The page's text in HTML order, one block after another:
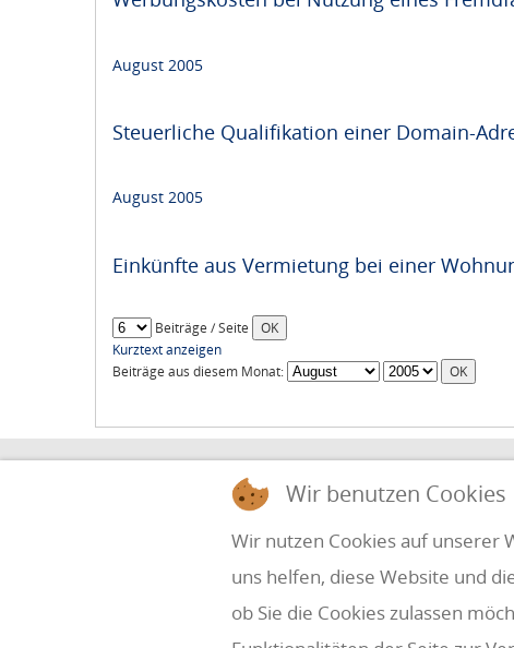
August 2005
Steuerliche Qualifikation einer Domain-
August 2005
Einkünfte aus Vermietung bei einer
Beiträge / Seite
Kurztext anzeigen
Beiträge aus diesem Monat:
HOLZINGER & PARTNER
STEUERBERATUNG UND
office@holzinger.at
Fax: +43 7272 39 79 - 9
Wir benutzen Cookies
Wir nutzen Cookies auf unserer
uns helfen, diese Website und
ob Sie die Cookies zulassen